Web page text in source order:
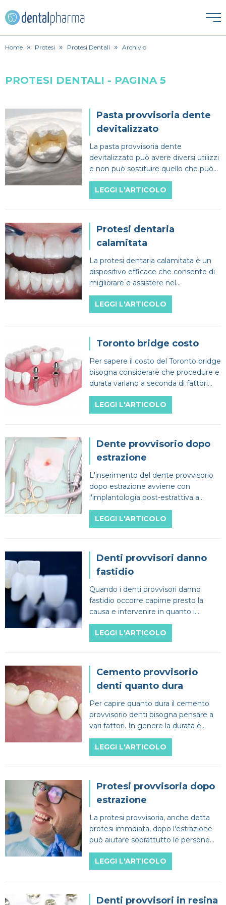
HOME
ESTETICA DENTALE
Faccette Dentali
Intarsio dentale
Sbiancamento denti
Igiene orale
Lavare i denti
Pulizia denti
ORTODONZIA
Apparecchio
Endodonzia
PATOLOGIE
Infezione denti
Mal di denti
PROTESI
Impianti
Ponte dentale
Protesi Dentali
Dentista
Estero
Impianti dentali
Home » Protesi » Protesi Dentali » Archivio
PROTESI DENTALI - PAGINA 5
Pasta provvisoria dente
devitalizzato
La pasta provvisoria dente
devitalizzato può avere diversi utilizzi
e non può sostituire quello che può
fare il dentista per una soluzione
definitiva.
LEGGI L'ARTICOLO
Protesi dentaria
calamitata
La protesi dentaria calamitata è un
dispositivo efficace che consente di
migliorare e assistere nel
mantenimento di protesi totali in
pazienti edentuli.
LEGGI L'ARTICOLO
Toronto bridge costo
Per sapere il costo del Toronto bridge
bisogna considerare che procedure e
durata variano a seconda di fattori
che dovranno essere ponderati dal
dentista.
LEGGI L'ARTICOLO
Dente provvisorio dopo
estrazione
L'inserimento del dente provvisorio
dopo estrazione avviene con
l'implantologia post-estrattiva a
carico immediato in modo rapido e
sicuro per il paziente.
LEGGI L'ARTICOLO
Denti provvisori danno
fastidio
Quando i denti provvisori danno
fastidio occorre capirne presto la
causa e intervenire in quanto i
problemi potrebbero poi riverberarsi
sui denti definitivi.
LEGGI L'ARTICOLO
Cemento provvisorio
denti quanto dura
Per capire quanto dura il cemento
provvisorio denti bisogna pensare a
vari fattori. In genere la durata è
limitata in quando si dovrà andare dal
dentista.
LEGGI L'ARTICOLO
Protesi provvisoria dopo
estrazione
La protesi provvisoria, anche detta
protesi immdiata, dopo l'estrazione
può aiutare soprattutto le persone
che hanno una storia di denti e
gengive sensibili.
LEGGI L'ARTICOLO
Denti provvisori in resina